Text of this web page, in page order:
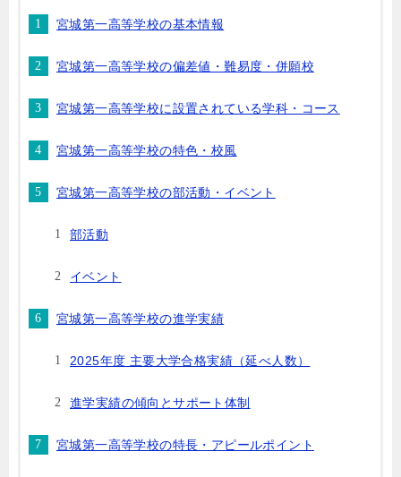
宮城第一高等学校の基本情報
宮城第一高等学校の偏差値・難易度・併願校
宮城第一高等学校に設置されている学科・コース
宮城第一高等学校の特色・校風
宮城第一高等学校の部活動・イベント
部活動
イベント
宮城第一高等学校の進学実績
2025年度 主要大学合格実績（延べ人数）
進学実績の傾向とサポート体制
宮城第一高等学校の特長・アピールポイント